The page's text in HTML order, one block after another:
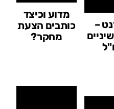
–
מדוע וכיצד
כותבים הצעת
מחקר?